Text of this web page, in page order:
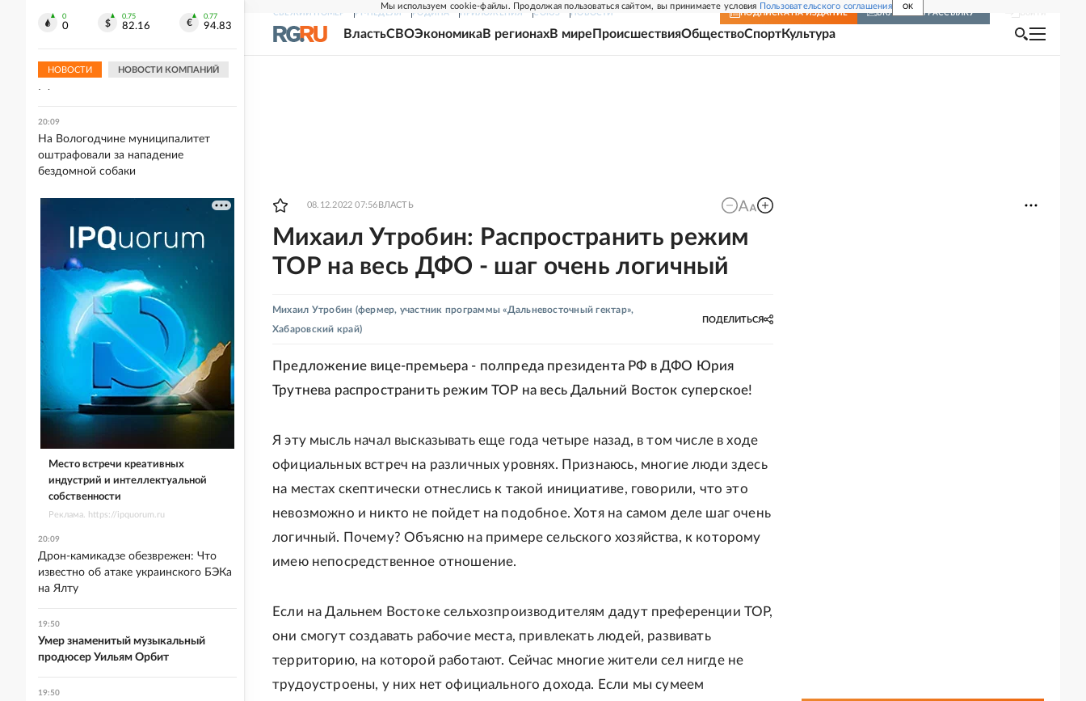
Мы используем cookie-файлы. Продолжая пользоваться сайтом, вы принимаете условия Пользовательского соглашения OK
СВЕЖИЙ НОМЕР РГ-НЕДЕЛЯ РОДИНА ПРИЛОЖЕНИЯ СОЮЗ НОВОСТИ ПОДПИСКА НА ИЗДАНИЕ ВКЛЮЧИТЬ РАССЫЛКУ
ВластьСВОЭкономикаВ регионахВ мире ПроисшествияОбществоСпортКультура
08.12.2022 07:56 ВЛАСТЬ
Михаил Утробин: Распространить режим
ТОР на весь ДФО - шаг очень логичный
Михаил Утробин (фермер, участник программы «Дальневосточный гектар»,
Хабаровский край)
ПОДЕЛИТЬСЯ
Предложение вице-премьера - полпреда президента РФ в ДФО Юрия
Трутнева распространить режим ТОР на весь Дальний Восток суперское!
Я эту мысль начал высказывать еще года четыре назад, в том числе в ходе
официальных встреч на различных уровнях. Признаюсь, многие люди здесь
на местах скептически отнеслись к такой инициативе, говорили, что это
невозможно и никто не пойдет на подобное. Хотя на самом деле шаг очень
логичный. Почему? Объясню на примере сельского хозяйства, к которому
имею непосредственное отношение.
Если на Дальнем Востоке сельхозпроизводителям дадут преференции ТОР,
они смогут создавать рабочие места, привлекать людей, развивать
территорию, на которой работают. Сейчас многие жители сел нигде не
трудоустроены, у них нет официального дохода. Если мы сумеем
0
0
0.75
82.16
0.77
94.83
НОВОСТИ НОВОСТИ КОМПАНИЙ
градусов накроет южные регионы
РФ
20:09
На Вологодчине муниципалитет
оштрафовали за нападение
бездомной собаки
Место встречи креативных
индустрий и интеллектуальной
собственности
Реклама. https://ipquorum.ru
20:09
Дрон-камикадзе обезврежен: Что
известно об атаке украинского БЭКа
на Ялту
19:50
Умер знаменитый музыкальный
продюсер Уильям Орбит
19:50